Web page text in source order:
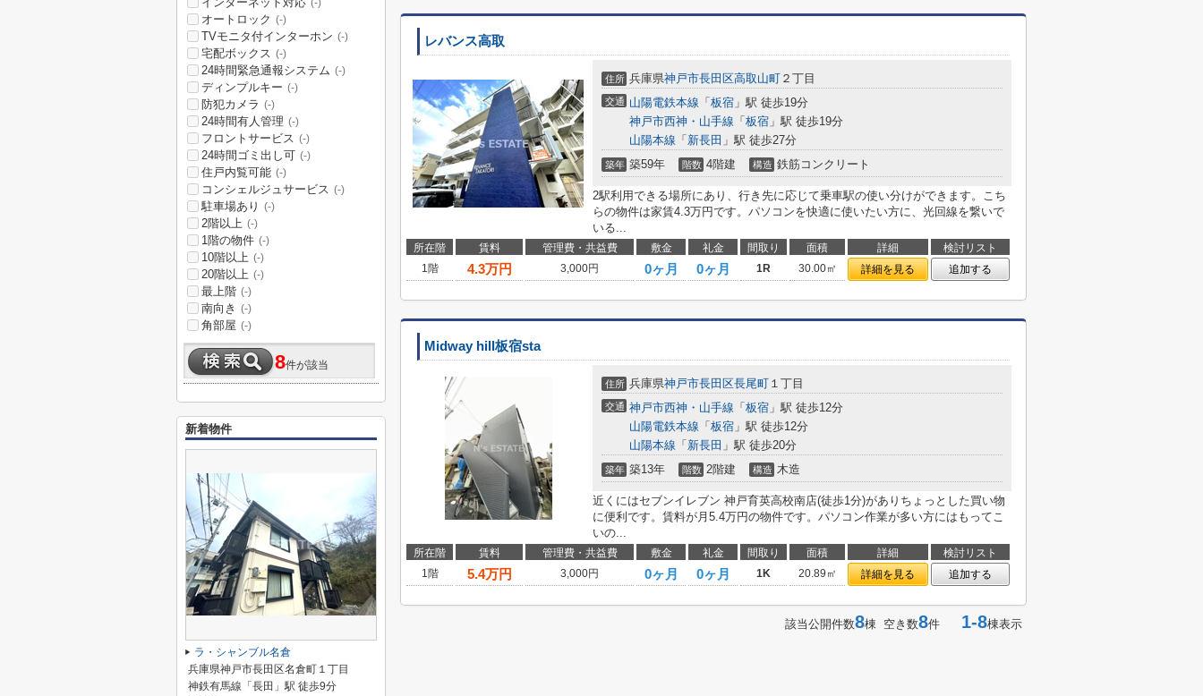
レバンス高取
住所 兵庫県神戸市長田区高取山町 ２丁目
交通 山陽電鉄本線 「 板宿 」駅 徒歩19分
神戸市西神・山手線 「 板宿 」駅 徒歩19分
山陽本線 「 新長田 」駅 徒歩27分
築年 築59年 階数 4階建 構造 鉄筋コンクリート
2駅利用できる場所にあり、行き先に応じて乗車駅の使い分けができます。こち
らの物件は家賃4.3万円です。パソコンを快適に使いたい方に、光回線を繋いで
いる...
所在階 賃料 管理費・共益費 敷金 礼金 間取り 面積 詳細
検討リスト
1階
4.3万円 3,000円 0ヶ月 0ヶ月 1R 30.00㎡ 詳細を見る 追加する
Midway hill板宿sta
住所 兵庫県神戸市長田区長尾町 １丁目
交通 神戸市西神・山手線 「 板宿 」駅 徒歩12分
山陽電鉄本線 「 板宿 」駅 徒歩12分
山陽本線 「 新長田 」駅 徒歩20分
築年 築13年 階数 2階建 構造 木造
近くにはセブンイレブン 神戸育英高校南店(徒歩1分)がありちょっとした買い物
に便利です。賃料が月5.4万円の物件です。パソコン作業が多い方にはもってこ
いの...
所在階 賃料 管理費・共益費 敷金 礼金 間取り 面積 詳細
検討リスト
1階
5.4万円 3,000円 0ヶ月 0ヶ月 1K 20.89㎡ 詳細を見る 追加する
該当公開件数8棟 空き数8件 1-8棟表示
(-)
オートロック (-)
TVモニタ付インターホン (-)
宅配ボックス (-)
24時間緊急通報システム (-)
ディンプルキー (-)
防犯カメラ (-)
24時間有人管理 (-)
フロントサービス (-)
24時間ゴミ出し可 (-)
住戸内覧可能 (-)
コンシェルジュサービス (-)
駐車場あり (-)
2階以上 (-)
1階の物件 (-)
10階以上 (-)
20階以上 (-)
最上階 (-)
南向き (-)
角部屋 (-)
8件が該当
新着物件
ラ・シャンブル名倉
兵庫県神戸市長田区名倉町１丁目
神鉄有馬線「長田」駅 徒歩9分